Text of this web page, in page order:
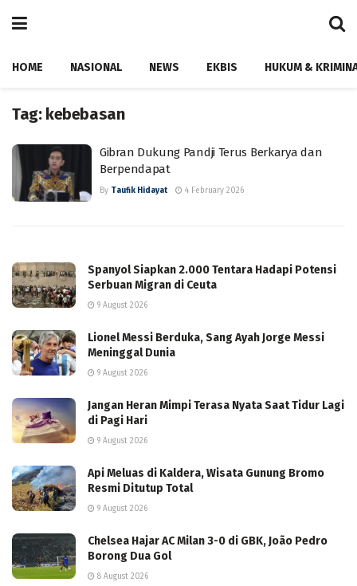
HOME NASIONAL NEWS EKBIS HUKUM &
Tag: kebebasan
Gibran Dukung Pandji Terus Berkarya dan
Berpendapat
By Taufik Hidayat 4 February 2026
Spanyol Siapkan 2.000 Tentara Hadapi Potensi
Serbuan Migran di Ceuta
9 August 2026
Lionel Messi Berduka, Sang Ayah Jorge Messi
Meninggal Dunia
9 August 2026
Jangan Heran Mimpi Terasa Nyata Saat Tidur Lagi
di Pagi Hari
9 August 2026
Api Meluas di Kaldera, Wisata Gunung Bromo
Resmi Ditutup Total
9 August 2026
Chelsea Hajar AC Milan 3-0 di GBK, João Pedro
Borong Dua Gol
8 August 2026